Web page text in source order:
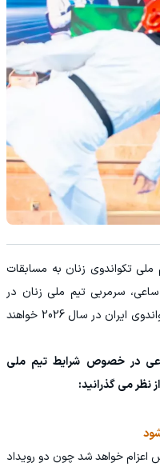
ملی تکواندوی زنان به مسابقات
سرمربی تیم ملی زنان در
رابطه با رویدادهای پیش رویی که زنان تکواندوی ایران در سال 2026 خواهند
در خصوص شرایط تیم ملی
نظر می گذرانید:
اعزام خواهد شد چون دو رویداد